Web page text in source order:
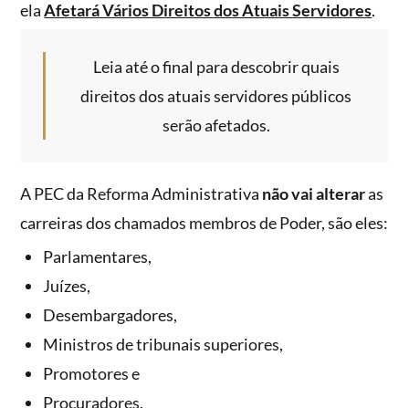
elaAfetará Vários Direitos dos Atuais Servidores.
Leia até o final para descobrir quais
direitos dos atuais servidores públicos
serão afetados.
A PEC da Reforma Administrativa não vai alteraras
carreiras dos chamados membros de Poder, são eles:
Parlamentares,
Juízes,
Desembargadores,
Ministros de tribunais superiores,
Promotores e
Procuradores.